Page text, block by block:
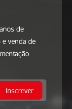
de
venda de